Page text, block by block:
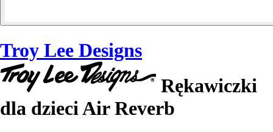
Troy Lee Designs
Rękawiczki
dla dzieci Air Reverb